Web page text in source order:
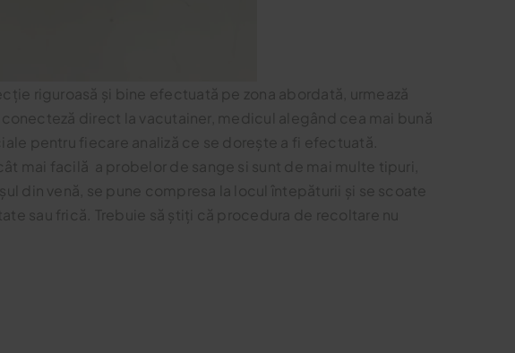
riguroasă și bine efectuată pe zona abordată, urmează
direct la vacutainer, medicul alegând cea mai bună
pentru fiecare analiză ce se dorește a fi efectuată.
mai facilă a probelor de sange si sunt de mai multe tipuri,
din venă, se pune compresa la locul întepăturii și se scoate
sau frică. Trebuie să știți că procedura de recoltare nu